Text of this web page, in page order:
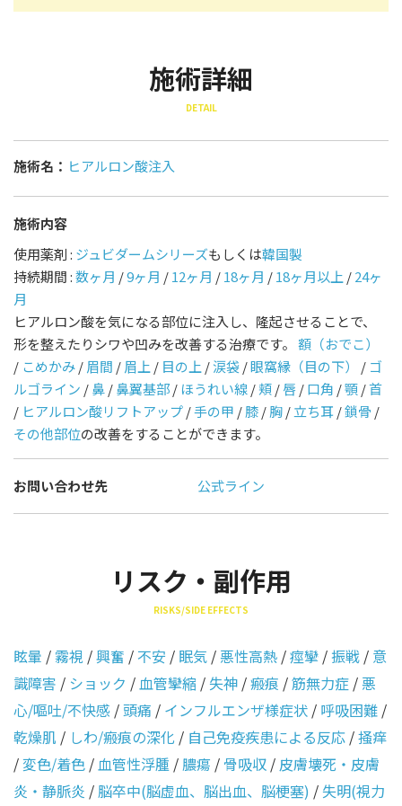
施術詳細
DETAIL
施術名： ヒアルロン酸注入
施術内容
使用薬剤 : ジュビダームシリーズもしくは韓国製
持続期間 :数ヶ月 /9ヶ月 /12ヶ月 /18ヶ月 /18ヶ月以上/24ヶ
月
ヒアルロン酸を気になる部位に注入し、隆起させることで、
形を整えたりシワや凹みを改善する治療です。 額（おでこ）
/ こめかみ/眉間 /眉上/ 目の上/涙袋/眼窩縁（目の下） / ゴ
ルゴライン /鼻/鼻翼基部/ ほうれい線/頬/唇/口角 /顎/首
/ ヒアルロン酸リフトアップ/手の甲 /膝/胸/立ち耳/鎖骨 /
その他部位の改善をすることができます。
お問い合わせ先 公式ライン
リスク・副作用
RISKS/SIDE EFFECTS
眩暈 /霧視 /興奮 / 不安 / 眠気 /悪性高熱 /痙攣 /振戦 / 意
識障害 / ショック /血管攣縮 /失神 /瘢痕 /筋無力症 /悪
心/嘔吐/不快感 /頭痛 / インフルエンザ様症状 / 呼吸困難 /
乾燥肌 / しわ/瘢痕の深化 / 自己免疫疾患による反応 /掻痒
/変色/着色 /血管性浮腫 /膿瘍 / 骨吸収 / 皮膚壊死・皮膚
炎・静脈炎 /脳卒中(脳虚血、脳出血、脳梗塞) /失明(視力